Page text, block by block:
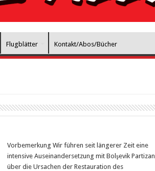
Flugblätter Kontakt/Abos/Bücher
Vorbemerkung Wir führen seit längerer Zeit eine
intensive Auseinandersetzung mit Bolşevik Partizan
über die Ursachen der Restauration des